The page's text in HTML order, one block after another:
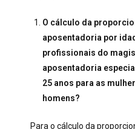
O cálculo da
aposentadoria por
profissionais do
aposentadoria
25 anos para as
homens?
Para o cálculo da